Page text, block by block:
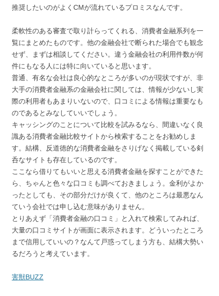
推奨したいのがよくCMが流れているプロミスなんです。
柔軟性のある審査で取り計らってくれる、消費者金融系列を一
覧にまとめたものです。他の金融会社で断られた場合でも観念
せず、まずは相談してください。違う金融会社の利用件数が何
件にもなる人には特に向いていると思います。
普通、有名な会社は良心的なところが多いのが現状ですが、非
大手の消費者金融系の金融会社に関しては、情報が少ないし実
際の利用者もあまりいないので、口コミによる情報は重要なも
のであるとみなしていいでしょう。
キャッシングのことについて比較を試みるなら、間違いなく良
識ある消費者金融比較サイトから検索することをお勧めしま
す。結構、反道徳的な消費者金融をさりげなく掲載している剣
呑なサイトも存在しているのです。
ここなら借りてもいいと思える消費者金融を探すことができた
ら、ちゃんと色々な口コミも調べておきましょう。金利がよか
ったとしても、その部分だけが良くて、他のところは最悪なん
ていう会社では申し込む意味がありません。
とりあえず「消費者金融の口コミ」と入れて検索してみれば、
大量の口コミサイトが画面に表示されます。どういったところ
まで信用していいの？なんて戸惑ってしまう方も、結構大勢い
るだろうと考えています。
害獣BUZZ